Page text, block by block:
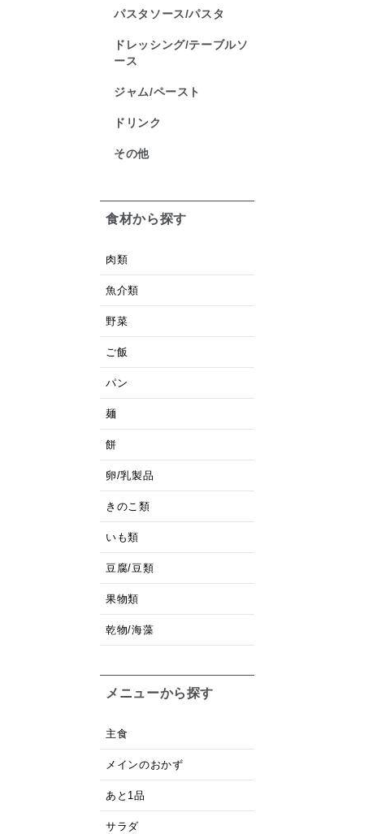
パスタソース/パスタ
ドレッシング/テーブルソ
ース
ジャム/ペースト
ドリンク
その他
食材から探す
肉類
魚介類
野菜
ご飯
パン
麺
餅
卵/乳製品
きのこ類
いも類
豆腐/豆類
果物類
乾物/海藻
メニューから探す
主食
メインのおかず
あと1品
サラダ